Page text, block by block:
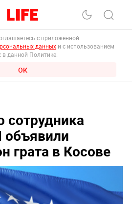
с приложенной
данных и с использованием
данной Политике.
ОК
сотрудника
грата в Косове